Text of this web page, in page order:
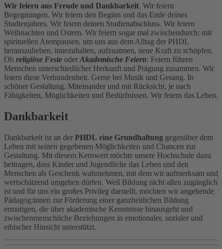
Wir feiern aus Freude und Dankbarkeit. Wir feiern
Begegnungen. Wir feiern den Beginn und das Ende deines
Studienjahres. Wir feiern deinen Studienabschluss. Wir feiern
Weihnachten und Ostern. Wir feiern sogar mal zwischendurch: mit
spirituellen Atempausen, um uns aus dem Alltag der PHDL
herauszuheben, innezuhalten, aufzuatmen, neue Kraft zu schöpfen.
Ob religiöse Feste oder Akademische Feiern: Feiern führen
Menschen unterschiedlicher Herkunft und Prägung zusammen. Wir
feiern diese Verbundenheit. Gerne bei Musik und Gesang. In
schöner Gestaltung. Miteinander und mit Rücksicht, je nach
Fähigkeiten, Möglichkeiten und Bedürfnissen. Wir feiern das Leben.
Dankbarkeit
Dankbarkeit ist an der PHDL eine Grundhaltung gegenüber dem
Leben mit seinen gegebenen Möglichkeiten und Chancen zur
Gestaltung. Mit diesem Kernwert möchte unsere Hochschule dazu
beitragen, dass Kinder und Jugendliche das Leben und den
Menschen als Geschenk wahrnehmen, mit dem wir aufmerksam und
wertschätzend umgehen dürfen. Weil Bildung nicht allen zugänglich
ist und für uns ein großes Privileg darstellt, möchten wir angehende
Pädagog:innen zur Förderung einer ganzheitlichen Bildung
ermutigen, die über akademische Kenntnisse hinausgeht und
zwischenmenschliche Beziehungen in emotionaler, sozialer und
ethischer Hinsicht unterstützt.